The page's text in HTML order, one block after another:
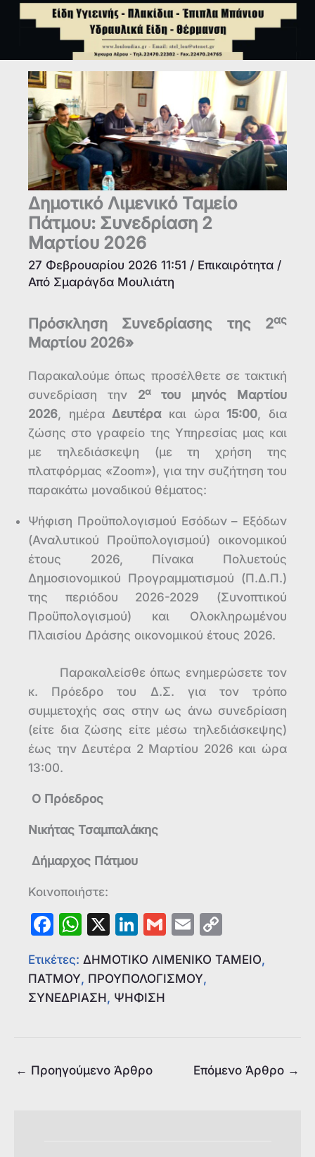
Δημοτικό Λιμενικό Ταμείο
Πάτμου: Συνεδρίαση 2
Μαρτίου 2026
27 Φεβρουαρίου 2026 11:51 / Επικαιρότητα /
Από Σμαράγδα Μουλιάτη
Πρόσκληση Συνεδρίασης της 2ας
Μαρτίου 2026»
Παρακαλούμε όπως προσέλθετε σε τακτική
συνεδρίαση την 2ατου μηνός Μαρτίου
2026, ημέραΔευτέρακαι ώρα15:00, δια
ζώσης στο γραφείο της Υπηρεσίας μας και
με τηλεδιάσκεψη (με τη χρήση της
πλατφόρμας «Zoom»), για την συζήτηση του
παρακάτω μοναδικού θέματος:
Ψήφιση Προϋπολογισμού Εσόδων – Εξόδων
(Αναλυτικού Προϋπολογισμού) οικονομικού
έτους 2026, Πίνακα Πολυετούς
Δημοσιονομικού Προγραμματισμού (Π.Δ.Π.)
της περιόδου 2026-2029 (Συνοπτικού
Προϋπολογισμού) και Ολοκληρωμένου
Πλαισίου Δράσης οικονομικού έτους 2026.
Παρακαλείσθε όπως ενημερώσετε τον
κ. Πρόεδρο του Δ.Σ. για τον τρόπο
συμμετοχής σας στην ως άνω συνεδρίαση
(είτε δια ζώσης είτε μέσω τηλεδιάσκεψης)
έως την Δευτέρα 2 Μαρτίου 2026 και ώρα
13:00.
Ο Πρόεδρος
Νικήτας Τσαμπαλάκης
Δήμαρχος Πάτμου
Κοινοποιήστε:
F
c
e
k
W
at
s
X
Li
k
e
G
ai
l
E
ai
l
p
Ετικέτες: ΔΗΜΟΤΙΚΟ ΛΙΜΕΝΙΚΟ ΤΑΜΕΙΟ
ΠΑΤΜΟΥ, ΠΡΟΥΠΟΛΟΓΙΣΜΟΥ
ΣΥΝΕΔΡΙΑΣΗ, ΨΗΦΙΣΗ
← Προηγούμενο Άρθρο Επόμενο Άρθρο →